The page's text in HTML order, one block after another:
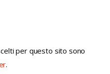
per questo sito sono
.